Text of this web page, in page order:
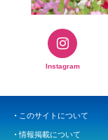
Instagram
このサイトについて
情報掲載について